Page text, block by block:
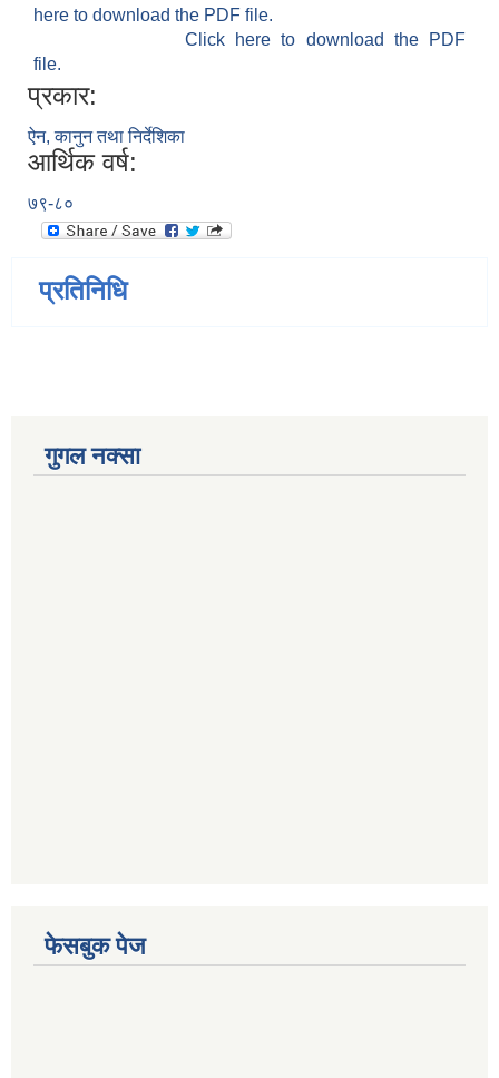
here to download the PDF file.
Click here to download the PDF
file.
प्रकार:
ऐन, कानुन तथा निर्देशिका
आर्थिक वर्ष:
७९-८०
प्रतिनिधि
गुगल नक्सा
फेसबुक पेज